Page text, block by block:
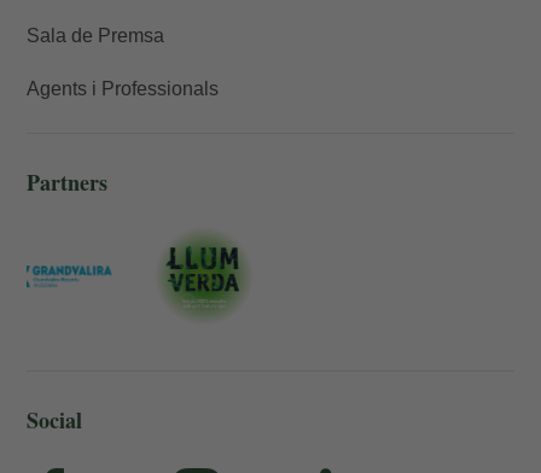
Sala de Premsa
Agents i Professionals
Partners
Social